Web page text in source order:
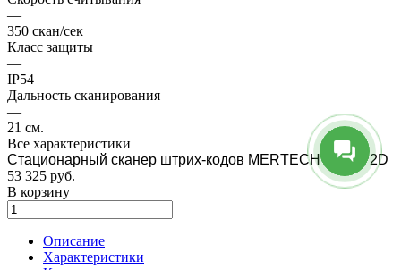
—
350 скан/сек
Класс защиты
—
IP54
Дальность сканирования
—
21 см.
Все характеристики
Стационарный сканер штрих-кодов MERTECH 7700 P2D
53 325 руб.
В корзину
Описание
Характеристики